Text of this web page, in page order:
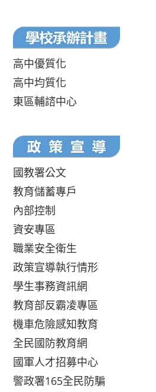
高中優質化
高中均質化
東區輔諮中心
國教署公文
教育儲蓄專戶
內部控制
資安專區
職業安全衛生
政策宣導執行情形
學生事務資訊網
教育部反霸凌專區
機車危險感知教育
全民國防教育網
國軍人才招募中心
警政署165全民防騙